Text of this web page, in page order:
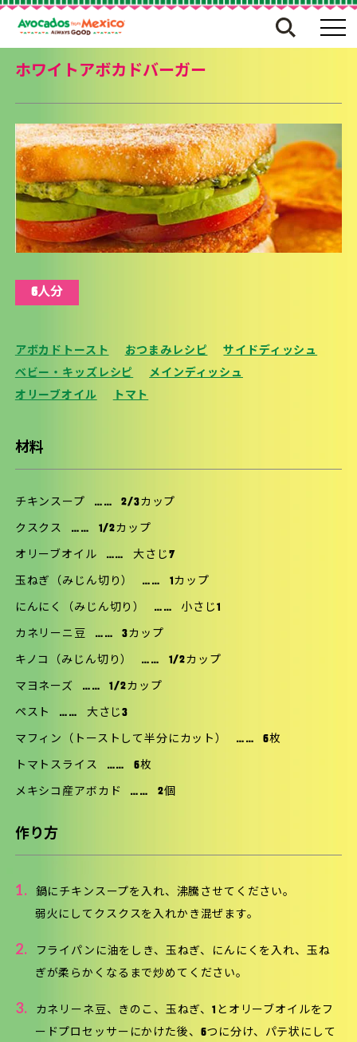
ホワイトアボカドバーガー
6人分
アボカドトースト おつまみレシピ
サイドディッシュ
ベビー・キッズレシピ
メインディッシュ
オリーブオイル
トマト
材料
チキンスープ …… 2/3カップ
クスクス …… 1/2カップ
オリーブオイル …… 大さじ7
玉ねぎ（みじん切り） …… 1カップ
にんにく（みじん切り） …… 小さじ1
カネリーニ豆 …… 3カップ
キノコ（みじん切り） …… 1/2カップ
マヨネーズ …… 1/2カップ
ペスト …… 大さじ3
マフィン（トーストして半分にカット） …… 6枚
トマトスライス …… 6枚
メキシコ産アボカド …… 2個
作り方
1.
鍋にチキンスープを入れ、沸騰させてください。
弱火にしてクスクスを入れかき混ぜます。
2.
フライパンに油をしき、玉ねぎ、にんにくを入れ、玉ね
ぎが柔らかくなるまで炒めてください。
3.
カネリーネ豆、きのこ、玉ねぎ、1とオリーブオイルをフ
ードプロセッサーにかけた後、6つに分け、パテ状にして